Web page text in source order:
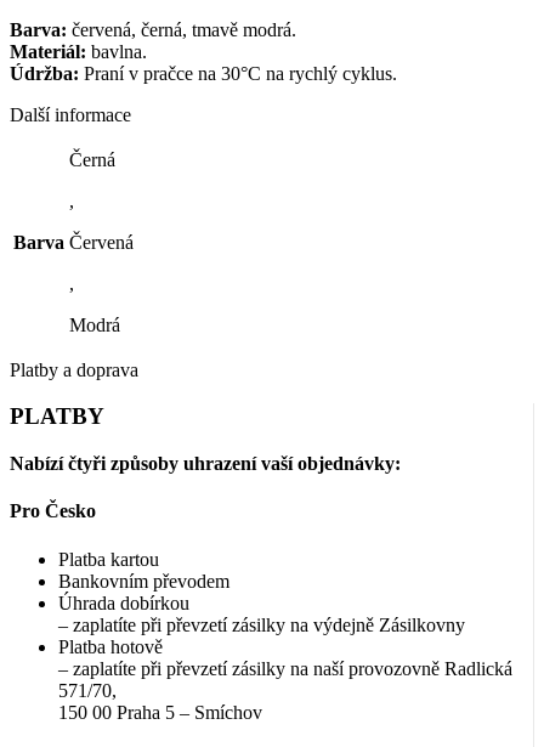
Barva: červená, černá, tmavě modrá.
Materiál: bavlna.
Údržba: Praní v pračce na 30°C na rychlý cyklus.
Další informace
Barva
Černá
,
Červená
,
Modrá
Platby a doprava
PLATBY
Nabízí čtyři způsoby uhrazení vaší objednávky:
Pro Česko
Platba kartou
Bankovním převodem
Úhrada dobírkou
– zaplatíte při převzetí zásilky na výdejně Zásilkovny
Platba hotově
– zaplatíte při převzetí zásilky na naší provozovně Radlická
571/70,
150 00 Praha 5 – Smíchov